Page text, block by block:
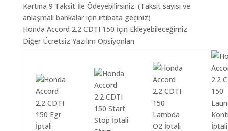
Kartına 9 Taksit İle Ödeyebilirsiniz. (Taksit sayısı ve
anlaşmalı bankalar için irtibata geçiniz)
Honda Accord 2.2 CDTI 150 İçin Ekleyebileceğimiz
Diğer Ücretsiz Yazılım Opsiyonları